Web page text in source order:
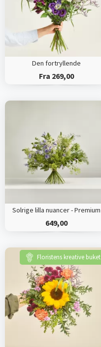
Den fortryllende
Fra 269,00
Solrige lilla nuancer - Premium
649,00
Floristens kreative buket